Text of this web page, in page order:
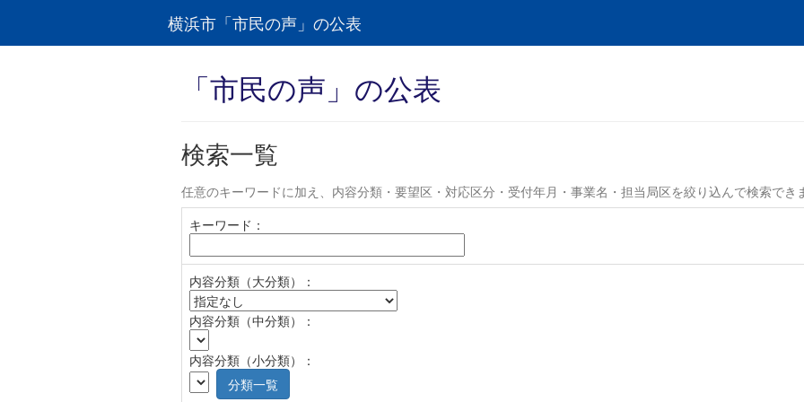
横浜市「市民の声」の公表
「市民の声」の公表
検索一覧
任意のキーワードに加え、内容分類・要望区・対応区分・受付年月・事業名・担当局区を絞り込んで検索でき
キーワード：
内容分類（大分類）：
内容分類（中分類）：
内容分類（小分類）：
分類一覧